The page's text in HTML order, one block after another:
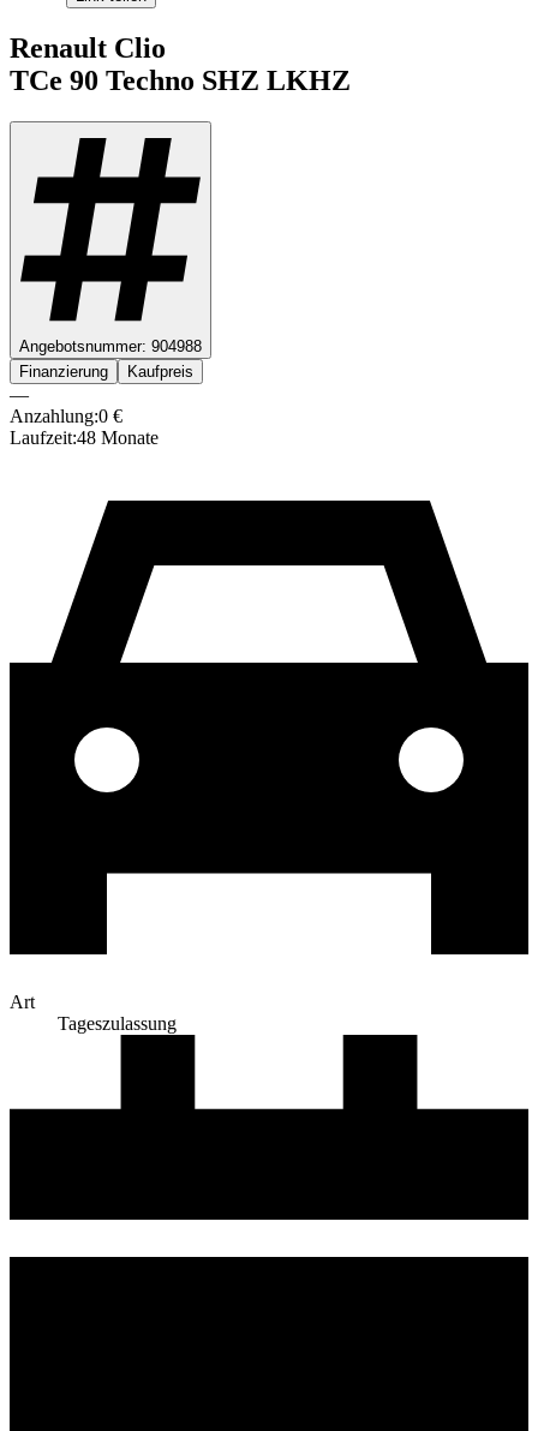
Renault Clio
TCe 90 Techno SHZ LKHZ
Angebotsnummer: 904988
Finanzierung
Kaufpreis
—
Anzahlung:0 €
Laufzeit:48 Monate
Art
Tageszulassung